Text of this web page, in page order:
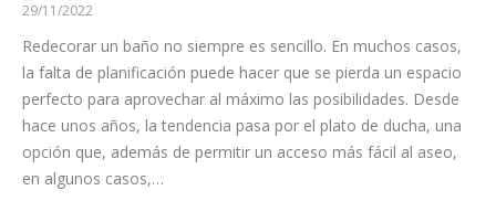
29/11/2022
Redecorar un baño no siempre es sencillo. En muchos casos,
la falta de planificación puede hacer que se pierda un espacio
perfecto para aprovechar al máximo las posibilidades. Desde
hace unos años, la tendencia pasa por el plato de ducha, una
opción que, además de permitir un acceso más fácil al aseo,
en algunos casos,…